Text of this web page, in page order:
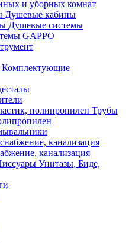
и уборных комнат
Душевые кабины
Душевые системы
GAPPO
Комплектующие
Трубы
канализация
Унитазы, Биде,